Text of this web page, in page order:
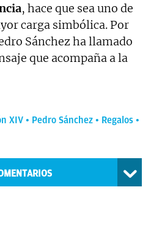
, hace que sea uno de
carga simbólica. Por
Sánchez ha llamado
que acompaña a la
XIV Pedro Sánchez
Regalos